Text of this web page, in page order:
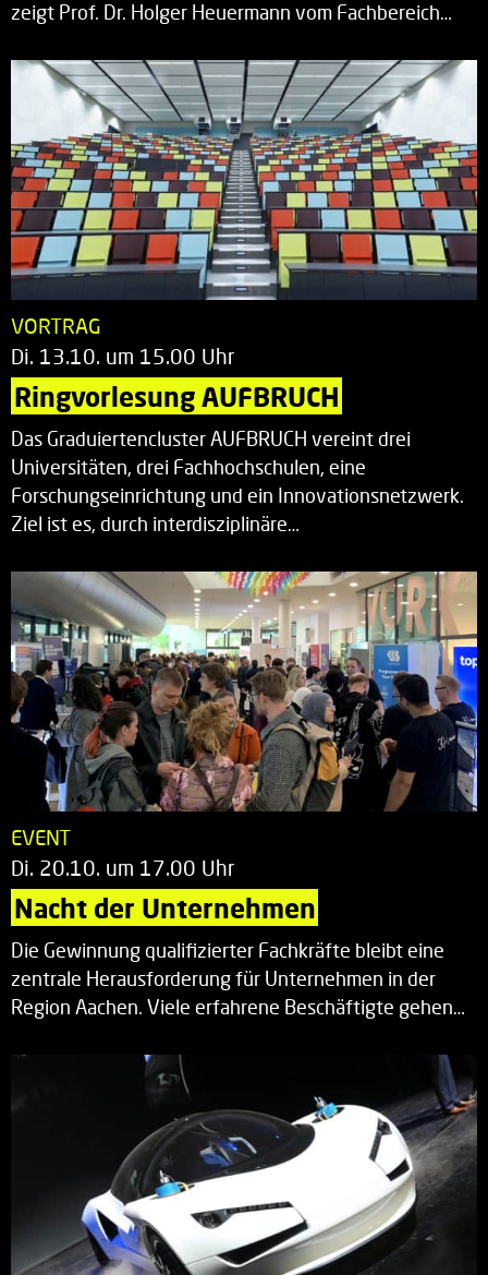
zeigt Prof. Dr. Holger Heuermann vom Fachbereich…
VORTRAG
Di. 13.10. um 15.00 Uhr
Ringvorlesung AUFBRUCH
Das Graduiertencluster AUFBRUCH vereint drei
Universitäten, drei Fachhochschulen, eine
Forschungseinrichtung und ein Innovationsnetzwerk.
Ziel ist es, durch interdisziplinäre…
EVENT
Di. 20.10. um 17.00 Uhr
Nacht der Unternehmen
Die Gewinnung qualifizierter Fachkräfte bleibt eine
zentrale Herausforderung für Unternehmen in der
Region Aachen. Viele erfahrene Beschäftigte gehen…